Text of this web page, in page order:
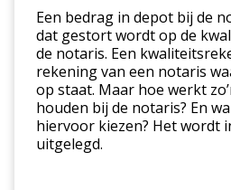
notaris
Een bedrag in depot bij de
dat gestort wordt op de
de notaris. Een
rekening van een notaris
op staat. Maar hoe werkt
houden bij de notaris? En
hiervoor kiezen? Het wordt
uitgelegd.